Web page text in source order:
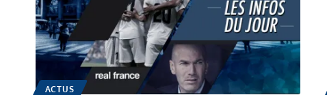
ACTUS